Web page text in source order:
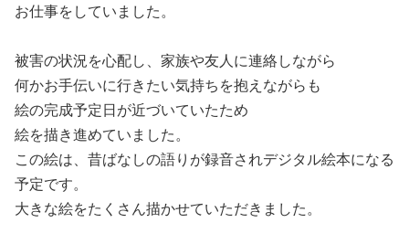
お仕事をしていました。
被害の状況を心配し、家族や友人に連絡しながら
何かお手伝いに行きたい気持ちを抱えながらも
絵の完成予定日が近づいていたため
絵を描き進めていました。
この絵は、昔ばなしの語りが録音されデジタル絵本になる
予定です。
大きな絵をたくさん描かせていただきました。